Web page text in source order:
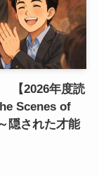
【2026年度読
Scenes of
隠された才能